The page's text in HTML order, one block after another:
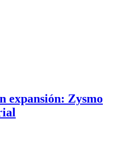
expansión: Zysmo